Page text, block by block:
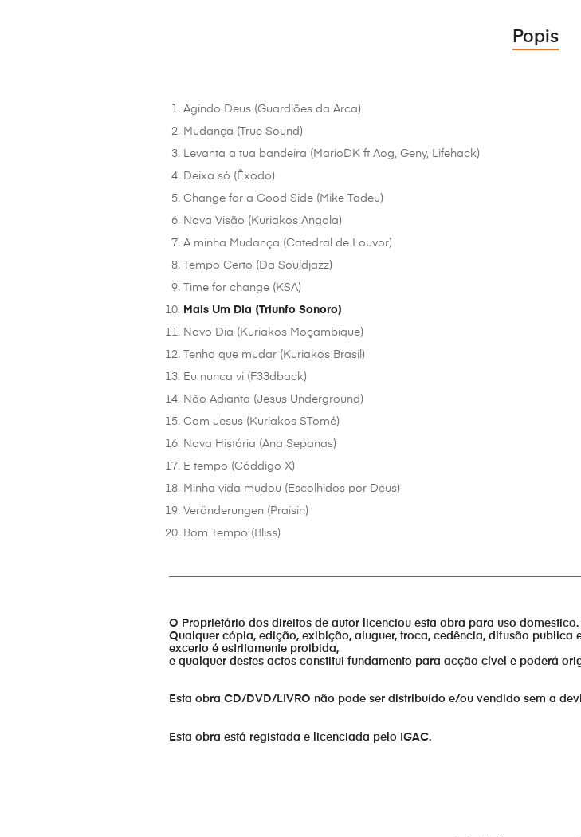
Popis
Agindo Deus (Guardiões da Arca)
Mudança (True Sound)
Levanta a tua bandeira (MarioDK ft Aog, Geny, Lifehack)
Deixa só (Êxodo)
Change for a Good Side (Mike Tadeu)
Nova Visão (Kuriakos Angola)
A minha Mudança (Catedral de Louvor)
Tempo Certo (Da Souldjazz)
Time for change (KSA)
Mais Um Dia (Triunfo Sonoro)
Novo Dia (Kuriakos Moçambique)
Tenho que mudar (Kuriakos Brasil)
Eu nunca vi (F33dback)
Não Adianta (Jesus Underground)
Com Jesus (Kuriakos STomé)
Nova História (Ana Sepanas)
E tempo (Códdigo X)
Minha vida mudou (Escolhidos por Deus)
Veränderungen (Praisin)
Bom Tempo (Bliss)
O Proprietário dos direitos de autor licenciou esta obra para uso
Qualquer cópia, edição, exibição, aluguer, troca, cedência, difusão
excerto é estritamente proibida,
e qualquer destes actos constitui fundamento para acção cível e poderá
Esta obra CD/DVD/LIVRO não pode ser distribuído e/ou vendido sem a
Esta obra está registada e licenciada pelo IGAC.